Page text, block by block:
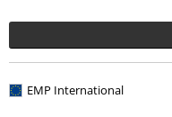
EMP International